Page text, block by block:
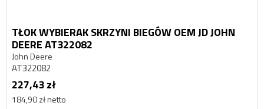
TŁOK WYBIERAK SKRZYNI BIEGÓW OEM JD JOHN
DEERE AT322082
John Deere
AT322082
227,43 zł
184,90 zł netto